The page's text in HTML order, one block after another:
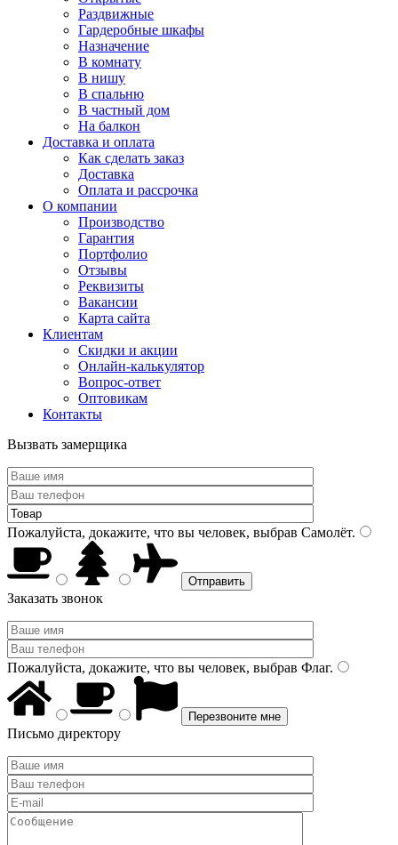
Раздвижные
Гардеробные шкафы
Назначение
В комнату
В нишу
В спальню
В частный дом
На балкон
Доставка и оплата
Как сделать заказ
Доставка
Оплата и рассрочка
О компании
Производство
Гарантия
Портфолио
Отзывы
Реквизиты
Вакансии
Карта сайта
Клиентам
Скидки и акции
Онлайн-калькулятор
Вопрос-ответ
Оптовикам
Контакты
Вызвать замерщика
Пожалуйста, докажите, что вы человек, выбрав Самолёт.
Заказать звонок
Пожалуйста, докажите, что вы человек, выбрав Флаг.
Письмо директору